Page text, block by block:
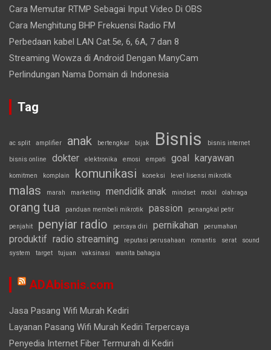
Cara Memutar RTMP Sebagai Input Video Di OBS
Cara Menghitung BHP Frekuensi Radio FM
Perbedaan kabel LAN Cat.5e, 6, 6A, 7 dan 8
Streaming Wowza di Android Dengan ManyCam
Perlindungan Nama Domain di Indonesia
Tag
ac split amplifier anak bertengkar bijak Bisnis bisnis internet
bisnis online dokter elektronika emosi empati goal karyawan
komitmen komplain komunikasi koneksi level lisensi mikrotik
malas marah marketing mendidik anak mindset mobil olahraga
orang tua panduan membeli mikrotik passion penangkal petir
penjahit penyiar radio percaya diri pernikahan perumahan
produktif radio streaming reputasi perusahaan romantis serat
sound
system
target tujuan vaksinasi wanita bahagia
ADAbisnis.com
Jasa Pasang Wifi Murah Kediri
Layanan Pasang Wifi Murah Kediri Terpercaya
Penyedia Internet Fiber Termurah di Kediri